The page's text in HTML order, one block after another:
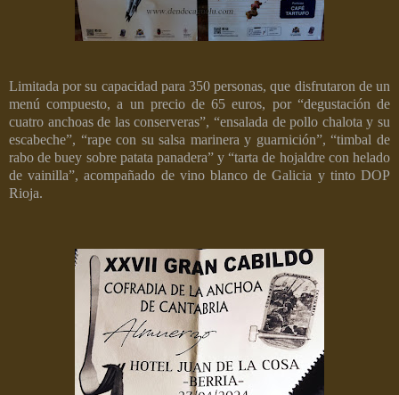
Limitada por su capacidad para 350 personas, que disfrutaron de un
menú compuesto, a un precio de 65 euros, por “degustación de
cuatro anchoas de las conserveras”, “ensalada de pollo chalota y su
escabeche”, “rape con su salsa marinera y guarnición”, “timbal de
rabo de buey sobre patata panadera” y “tarta de hojaldre con helado
de vainilla”, acompañado de vino blanco de Galicia y tinto DOP
Rioja.